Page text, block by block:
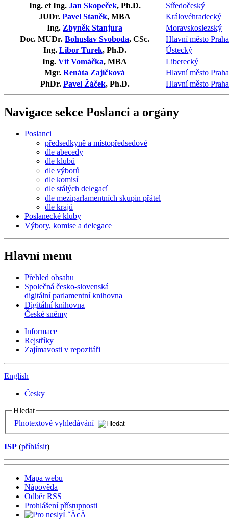
Ing. et Ing. Jan Skopeček, Ph.D. Středočeský
JUDr. Pavel Staněk, MBA Královéhradecký
Ing. Zbyněk Stanjura Moravskoslezský
Doc. MUDr. Bohuslav Svoboda, CSc. Hlavní město Praha
Ing. Libor Turek, Ph.D. Ústecký
Ing. Vít Vomáčka, MBA Liberecký
Mgr. Renáta Zajíčková Hlavní město Praha
PhDr. Pavel Žáček, Ph.D. Hlavní město Praha
Navigace sekce Poslanci a orgány
Poslanci
předsedkyně a místopředsedové
dle abecedy
dle klubů
dle výborů
dle komisí
dle stálých delegací
dle meziparlamentních skupin přátel
dle krajů
Poslanecké kluby
Výbory, komise a delegace
Hlavní menu
Přehled obsahu
Společná česko-slovenská
digitální parlamentní knihovna
Digitální knihovna
České sněmy
Informace
Rejstříky
Zajímavosti v repozitáři
English
Česky
Hledat
Plnotextové vyhledávání
ISP (příhlásit)
Mapa webu
Nápověda
Odběr RSS
Prohlášení přístupnosti